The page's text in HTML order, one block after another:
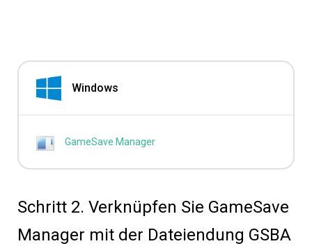
Windows
GameSave Manager
Schritt 2. Verknüpfen Sie GameSave
Manager mit der Dateiendung GSBA